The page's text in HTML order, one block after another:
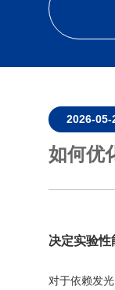
2026-05-
如何优
决定实验
对于依赖发